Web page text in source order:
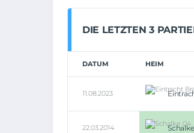
DIE LETZTEN 3
DATUM HEIM
11.08.2023
22.03.2014